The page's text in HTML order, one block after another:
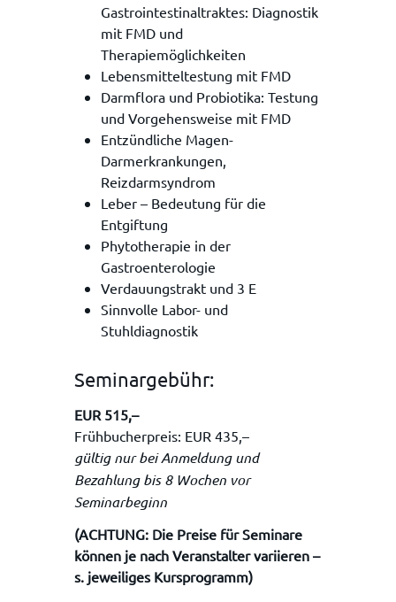
Gastrointestinaltraktes: Diagnostik
mit FMD und
Therapiemöglichkeiten
Lebensmitteltestung mit FMD
Darmflora und Probiotika: Testung
und Vorgehensweise mit FMD
Entzündliche Magen-
Darmerkrankungen,
Reizdarmsyndrom
Leber – Bedeutung für die
Entgiftung
Phytotherapie in der
Gastroenterologie
Verdauungstrakt und 3 E
Sinnvolle Labor- und
Stuhldiagnostik
Seminargebühr:
EUR 515,–
Frühbucherpreis: EUR 435,–
gültig nur bei Anmeldung und
Bezahlung bis 8 Wochen vor
Seminarbeginn
(ACHTUNG: Die Preise für Seminare
können je nach Veranstalter variieren –
s. jeweiliges Kursprogramm)